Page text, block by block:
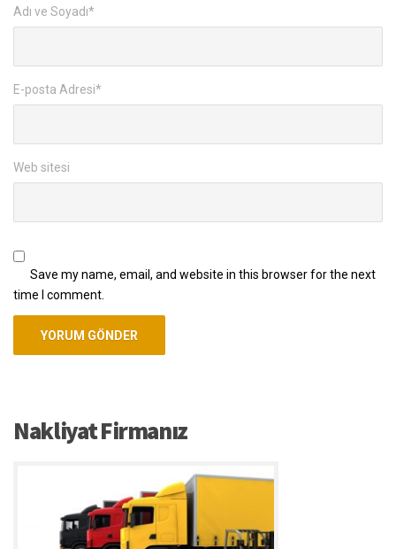
Adı ve Soyadı*
E-posta Adresi*
Web sitesi
Save my name, email, and website in this browser for the next
time I comment.
Nakliyat Firmanız